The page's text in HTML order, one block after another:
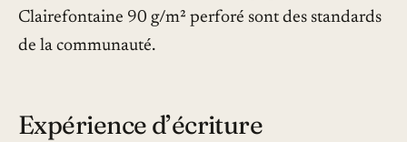
Clairefontaine 90 g/m² perforé sont des standards
de la communauté.
Expérience d’écriture